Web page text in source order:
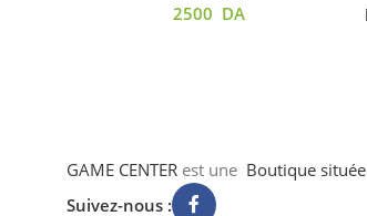
2500 DA
GAME CENTER est une Boutique
Suivez-nous :